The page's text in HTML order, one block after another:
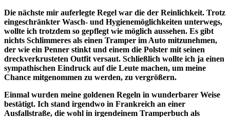
Die nächste mir auferlegte Regel war die der Reinlichkeit. Trotz
eingeschränkter Wasch- und Hygienemöglichkeiten unterwegs,
wollte ich trotzdem so gepflegt wie möglich aussehen. Es gibt
nichts Schlimmeres als einen Tramper im Auto mitzunehmen,
der wie ein Penner stinkt und einem die Polster mit seinen
dreckverkrusteten Outfit versaut. Schließlich wollte ich ja einen
sympathischen Eindruck auf die Leute machen, um meine
Chance mitgenommen zu werden, zu vergrößern.
Einmal wurden meine goldenen Regeln in wunderbarer Weise
bestätigt. Ich stand irgendwo in Frankreich an einer
Ausfallstraße, die wohl in irgendeinem Tramperbuch als